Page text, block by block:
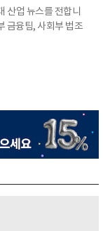
산업 뉴스를 전합니
금융팀, 사회부 법조